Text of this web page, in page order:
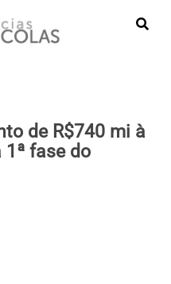
de R$740 mi à
1ª fase do